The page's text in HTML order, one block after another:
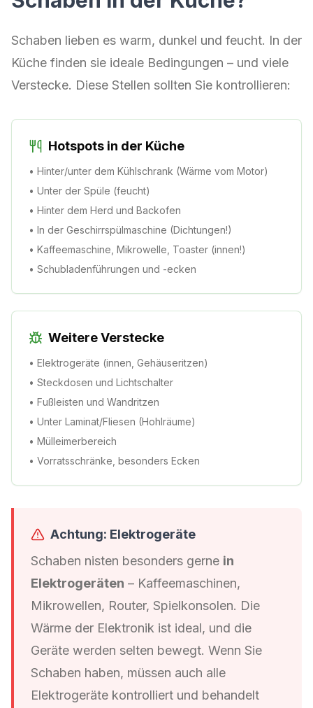
Schaben lieben es warm, dunkel und feucht. In der
Küche finden sie ideale Bedingungen – und viele
Verstecke. Diese Stellen sollten Sie kontrollieren:
Hotspots in der Küche
• Hinter/unter dem Kühlschrank (Wärme vom Motor)
• Unter der Spüle (feucht)
• Hinter dem Herd und Backofen
• In der Geschirrspülmaschine (Dichtungen!)
• Kaffeemaschine, Mikrowelle, Toaster (innen!)
• Schubladenführungen und -ecken
Weitere Verstecke
• Elektrogeräte (innen, Gehäuseritzen)
• Steckdosen und Lichtschalter
• Fußleisten und Wandritzen
• Unter Laminat/Fliesen (Hohlräume)
• Mülleimerbereich
• Vorratsschränke, besonders Ecken
Achtung: Elektrogeräte
Schaben nisten besonders gerne in
Elektrogeräten – Kaffeemaschinen,
Mikrowellen, Router, Spielkonsolen. Die
Wärme der Elektronik ist ideal, und die
Geräte werden selten bewegt. Wenn Sie
Schaben haben, müssen auch alle
Elektrogeräte kontrolliert und behandelt